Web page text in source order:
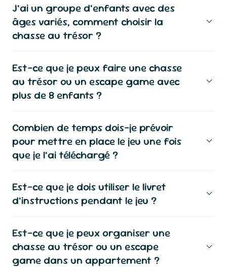
J’ai un groupe d’enfants avec des
âges variés, comment choisir la
chasse au trésor ?
Est-ce que je peux faire une chasse
au trésor ou un escape game avec
plus de 8 enfants ?
Combien de temps dois-je prévoir
pour mettre en place le jeu une fois
que je l’ai téléchargé ?
Est-ce que je dois utiliser le livret
d’instructions pendant le jeu ?
Est-ce que je peux organiser une
chasse au trésor ou un escape
game dans un appartement ?